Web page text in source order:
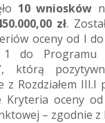
10 wniosków
zł.
oceny od I
do Programu
którą
z Rozdziałem
Kryteria oceny
– zgodnie z